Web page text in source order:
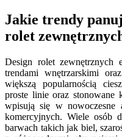
Jakie trendy
rolet
Design rolet zewnętrznych
trendami wnętrzarskimi
większą popularnością
proste linie oraz stonowane
wpisują się w nowoczesne
komercyjnych. Wiele osób
barwach takich jak biel,